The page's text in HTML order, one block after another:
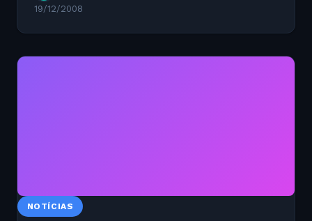
19/12/2008
NOTÍCIAS